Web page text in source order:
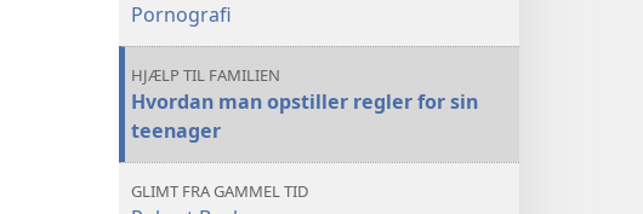
Pornografi
HJÆLP TIL FAMILIEN
Hvordan man opstiller regler for sin
teenager
GLIMT FRA GAMMEL TID